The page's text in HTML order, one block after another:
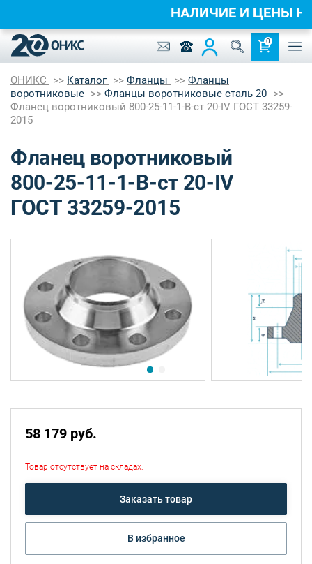
0
ОНИКС Каталог Фланцы
Фланцы
воротниковые
Фланцы воротниковые сталь 20
Фланец воротниковый 800-25-11-1-B-ст 20-IV ГОСТ 33259-
2015
Фланец воротниковый
800-25-11-1-B-ст 20-IV
ГОСТ 33259-2015
58 179 руб.
Товар отсутствует на складах:
Заказать товар
В избранное
НАЛИЧИЕ И